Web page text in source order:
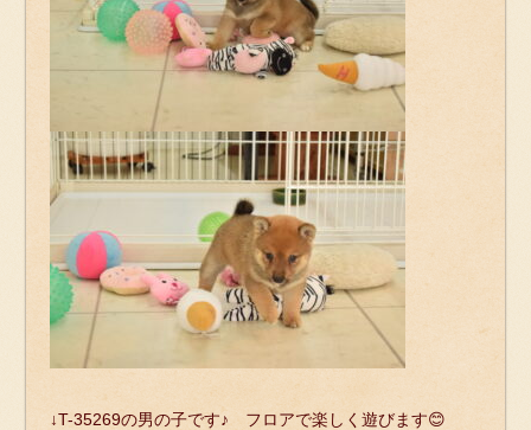
↓T-35269の男の子です♪ フロアで楽しく遊びます😊